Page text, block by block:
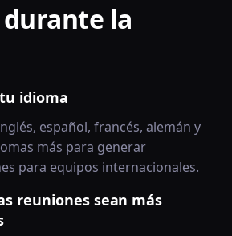
la
idioma
español, francés, alemán y
más para generar
para equipos internacionales.
reuniones sean más